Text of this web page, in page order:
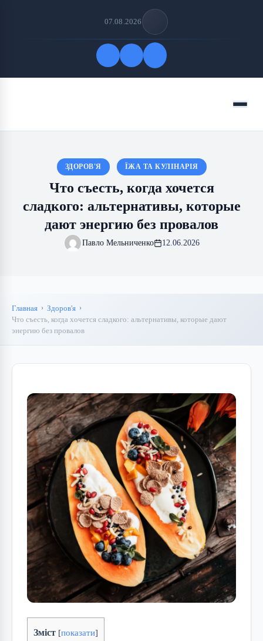
07.08.2026
Меню
ЗДОРОВ'Я ЇЖА ТА КУЛІНАРІЯ
Что съесть, когда хочется
сладкого: альтернативы, которые
дают энергию без провалов
Павло Мельниченко 12.06.2026
Главная
Здоров'я
Что съесть, когда хочется сладкого: альтернативы, которые дают
энергию без провалов
Зміст [показати]